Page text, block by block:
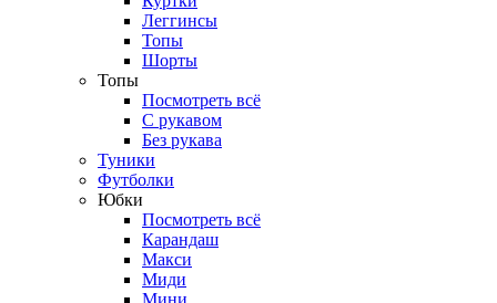
Леггинсы
Топы
Шорты
Топы
Посмотреть всё
C рукавом
Без рукава
Туники
Футболки
Юбки
Посмотреть всё
Карандаш
Макси
Миди
Мини